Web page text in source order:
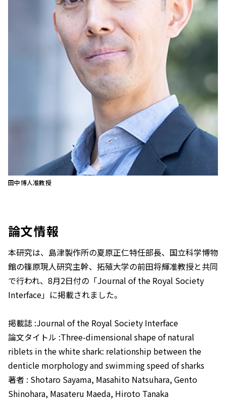
田中博人准教授
論文情報
本研究は、島津製作所の夏原正仁特任部長、国立科学博物
館の篠原現人研究主幹、拓殖大学の前田将輝准教授と共同
で行われ、8月2日付の「Journal of the Royal Society
Interface」に掲載されました。
掲載誌 :Journal of the Royal Society Interface
論文タイトル :Three-dimensional shape of natural
riblets in the white shark: relationship between the
denticle morphology and swimming speed of sharks
著者 : Shotaro Sayama, Masahito Natsuhara, Gento
Shinohara, Masateru Maeda, Hiroto Tanaka